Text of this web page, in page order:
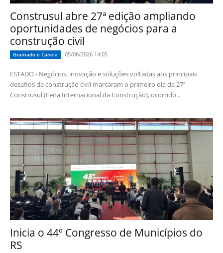
Construsul abre 27ª edição ampliando
oportunidades de negócios para a
construção civil
Gramado e Canela 05/08/2026 14:05
ESTADO - Negócios, inovação e soluções voltadas aos principais
desafios da construção civil marcaram o primeiro dia da 27ª
Construsul (Feira Internacional da Construção), ocorrido...
Inicia o 44º Congresso de Municípios do
RS